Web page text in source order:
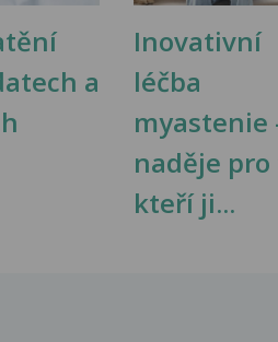
a
Inovativní
léčba
myastenie
naděje pro
kteří ji...